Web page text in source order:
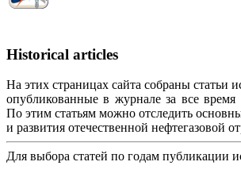
Historical articles
На этих страницах сайта собраны статьи
опубликованные в журнале за все время
По этим статьям можно отследить
и развития отечественной нефтегазовой
Для выбора статей по годам публикации